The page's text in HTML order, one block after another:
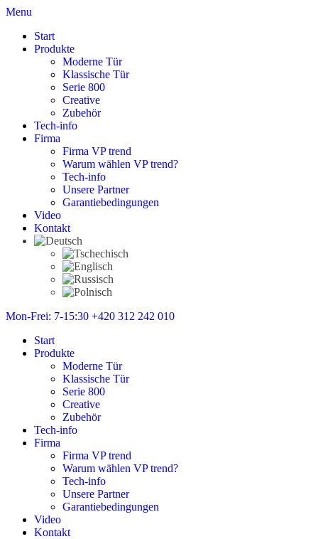
Menu
Start
Produkte
Moderne Tür
Klassische Tür
Serie 800
Creative
Zubehör
Tech-info
Firma
Firma VP trend
Warum wählen VP trend?
Tech-info
Unsere Partner
Garantiebedingungen
Video
Kontakt
Mon-Frei: 7-15:30 +420 312 242 010
Start
Produkte
Moderne Tür
Klassische Tür
Serie 800
Creative
Zubehör
Tech-info
Firma
Firma VP trend
Warum wählen VP trend?
Tech-info
Unsere Partner
Garantiebedingungen
Video
Kontakt